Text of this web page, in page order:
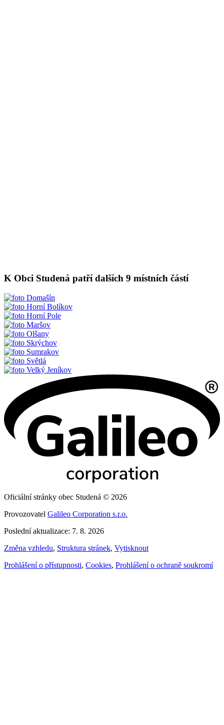
K Obci Studená patří dalších 9 místních částí
Domašín
Horní Bolíkov
Horní Pole
Maršov
Olšany
Skrýchov
Sumrakov
Světlá
Velký Jeníkov
Oficiální stránky obec Studená © 2026
Provozovatel Galileo Corporation s.r.o.
Poslední aktualizace: 7. 8. 2026
Změna vzhledu, Struktura stránek, Vytisknout
Prohlášení o přístupnosti, Cookies, Prohlášení o ochraně soukromí